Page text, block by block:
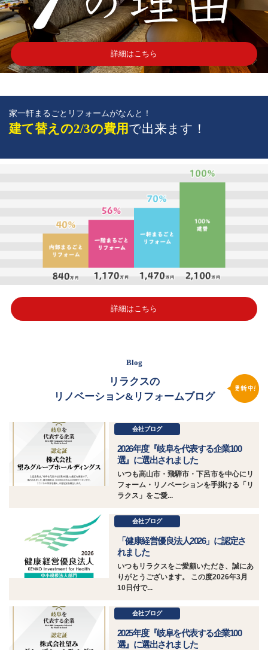
詳細はこちら
家一軒まるごとリフォームがなんと！
建て替えの2/3の費用で出来ます！
詳細はこちら
Blog
リラクスの
リノベーション&リフォームブログ
会社ブログ
2026年度『岐阜を代表する企業100
選』に選出されました
いつも高山市・飛騨市・下呂市を中心にリ
フォーム・リノベーションを手掛ける「リ
ラクス」をご愛...
会社ブログ
「健康経営優良法人2026」に認定さ
れました
いつもリラクスをご愛顧いただき、誠にあ
りがとうございます。 この度2026年3月
10日付で...
会社ブログ
2025年度『岐阜を代表する企業100
選』に選出されました